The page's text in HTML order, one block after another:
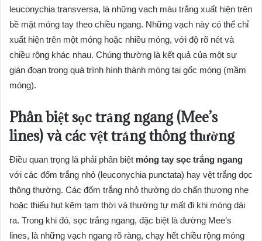
leuconychia transversa, là những vạch màu trắng xuất hiện trên
bề mặt móng tay theo chiều ngang. Những vạch này có thể chỉ
xuất hiện trên một móng hoặc nhiều móng, với độ rõ nét và
chiều rộng khác nhau. Chúng thường là kết quả của một sự
gián đoạn trong quá trình hình thành móng tại gốc móng (mầm
móng).
Phân biệt sọc trắng ngang (Mee’s
lines) và các vệt trắng thông thường
Điều quan trọng là phải phân biệt móng tay sọc trắng ngang
với các đốm trắng nhỏ (leuconychia punctata) hay vệt trắng dọc
thông thường. Các đốm trắng nhỏ thường do chấn thương nhẹ
hoặc thiếu hụt kẽm tạm thời và thường tự mất đi khi móng dài
ra. Trong khi đó, sọc trắng ngang, đặc biệt là đường Mee’s
lines, là những vạch ngang rõ ràng, chạy hết chiều rộng móng